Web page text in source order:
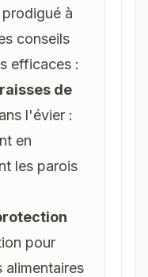
à
conseils
efficaces :
de
l'évier :
en
les parois
pour
alimentaires